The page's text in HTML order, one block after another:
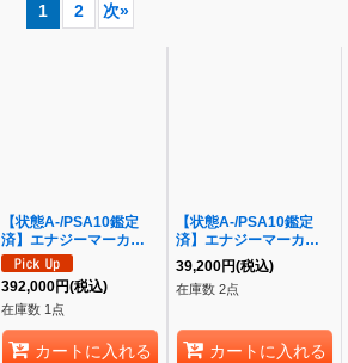
1 2 次»
【状態A-/PSA10鑑定
済】エナジーマーカー
(24巻表紙/金)《-》{E-
78}
392,000円(税込)
在庫数 1点
カートに入れる
【状態A-/PSA10鑑定
済】エナジーマーカー
(パラレル版/孫悟空：少
年期)《-》{E-34}
39,200円(税込)
在庫数 2点
カートに入れる